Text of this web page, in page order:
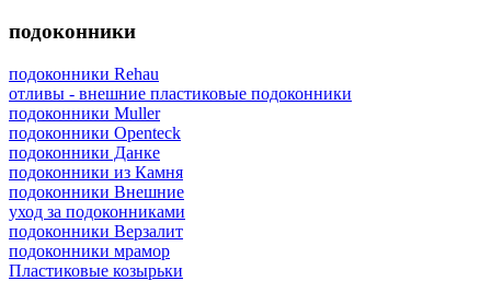
подоконники
подоконники Rehau
отливы - внешние пластиковые подоконники
подоконники Muller
подоконники Openteck
подоконники Данке
подоконники из Камня
подоконники Внешние
уход за подоконниками
подоконники Верзалит
подоконники мрамор
Пластиковые козырьки